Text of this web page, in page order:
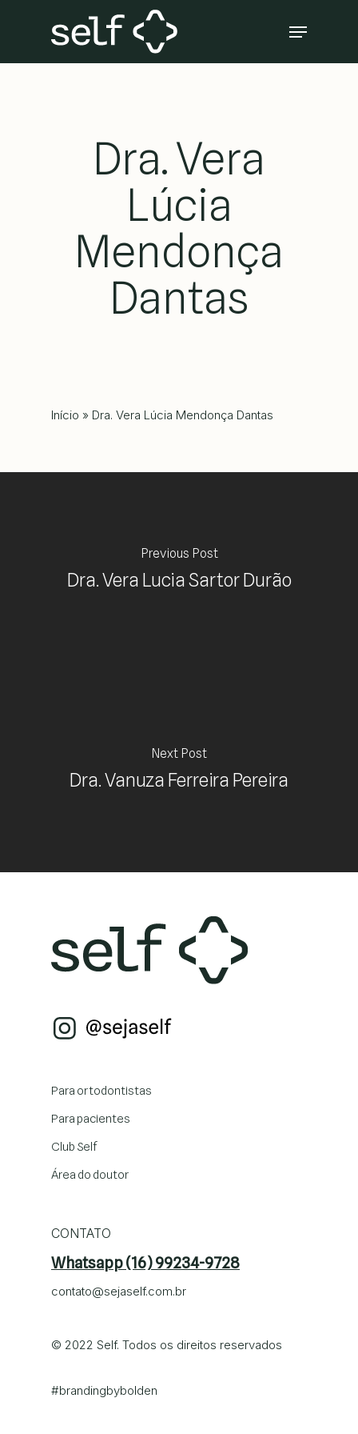
Menu
Dra. Vera
Lúcia
Mendonça
Dantas
Início » Dra. Vera Lúcia Mendonça Dantas
Previous Post
Dra. Vera Lucia Sartor Durão
Next Post
Dra. Vanuza Ferreira Pereira
Para ortodontistas
Para pacientes
Club Self
Área do doutor
CONTATO
Whatsapp (16) 99234-9728
contato@sejaself.com.br
© 2022 Self. Todos os direitos reservados
#brandingbybolden